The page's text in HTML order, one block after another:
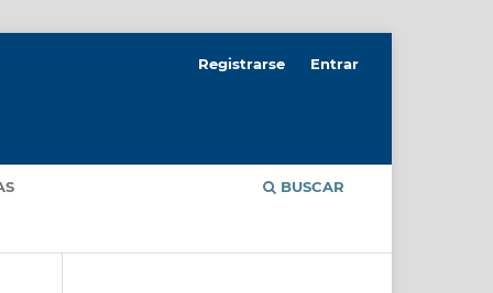
BUSCAR
Registrarse Entrar